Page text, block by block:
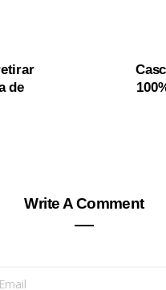
de
Write A Comment